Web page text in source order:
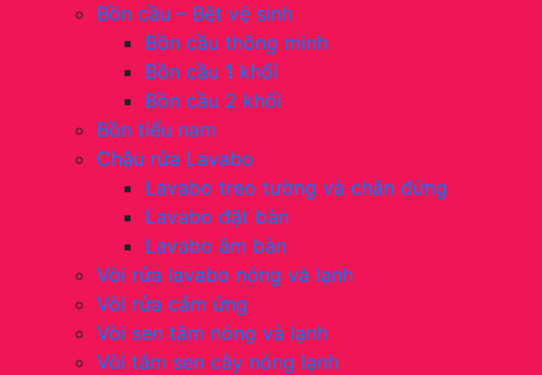
Bồn cầu – Bệt vệ sinh
Bồn cầu thông minh
Bồn cầu 1 khối
Bồn cầu 2 khối
Bồn tiểu nam
Chậu rửa Lavabo
Lavabo treo tường và chân đứng
Lavabo đặt bàn
Lavabo âm bàn
Vòi rửa lavabo nóng và lạnh
Vòi rửa cảm ứng
Vòi sen tắm nóng và lạnh
Vòi tắm sen cây nóng lạnh